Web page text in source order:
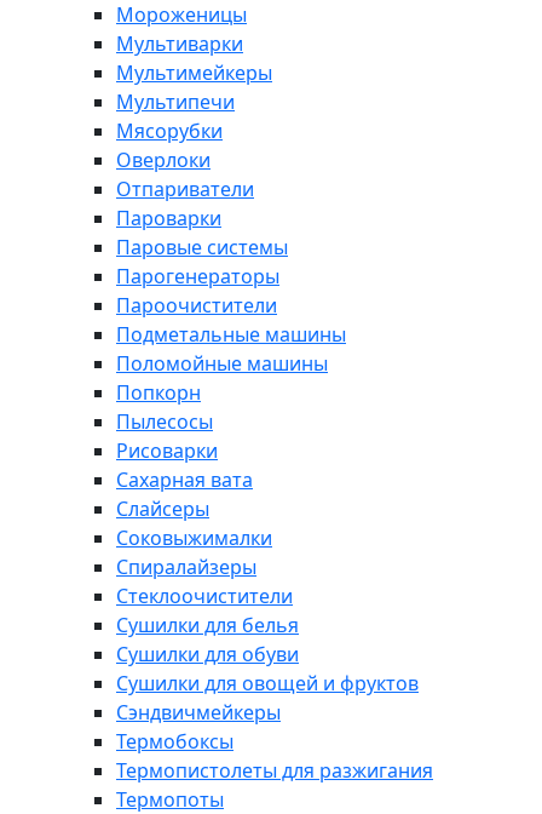
Мороженицы
Мультиварки
Мультимейкеры
Мультипечи
Мясорубки
Оверлоки
Отпариватели
Пароварки
Паровые системы
Парогенераторы
Пароочистители
Подметальные машины
Поломойные машины
Попкорн
Пылесосы
Рисоварки
Сахарная вата
Слайсеры
Соковыжималки
Спиралайзеры
Стеклоочистители
Сушилки для белья
Сушилки для обуви
Сушилки для овощей и фруктов
Сэндвичмейкеры
Термобоксы
Термопистолеты для разжигания
Термопоты